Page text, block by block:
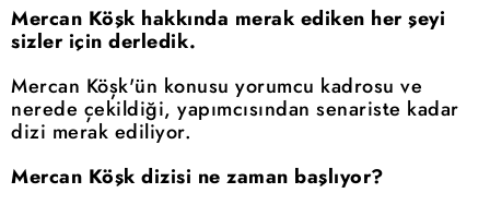
Mercan Köşk hakkında merak ediken her şeyi
sizler için derledik.
Mercan Köşk'ün konusu yorumcu kadrosu ve
nerede çekildiği, yapımcısından senariste kadar
dizi merak ediliyor.
Mercan Köşk dizisi ne zaman başlıyor?